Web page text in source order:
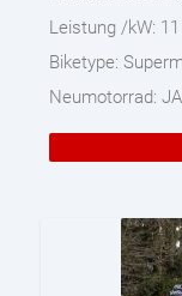
Leistung /kW: 11
Biketype:
Neumotorrad: JA